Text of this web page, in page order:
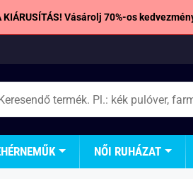
Vásárolj 70%-os
NŐI RUHÁZAT